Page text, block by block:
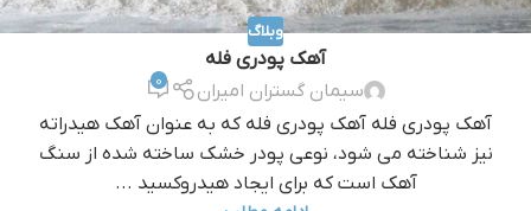
وبلاگ
آهک پودری فله
سیمان گستران امیران
0
آهک پودری فله آهک پودری فله که به عنوان آهک هیدراته
نیز شناخته می شود، نوعی پودر خشک ساخته شده از سنگ
آهک است که برای ایجاد هیدروکسید ...